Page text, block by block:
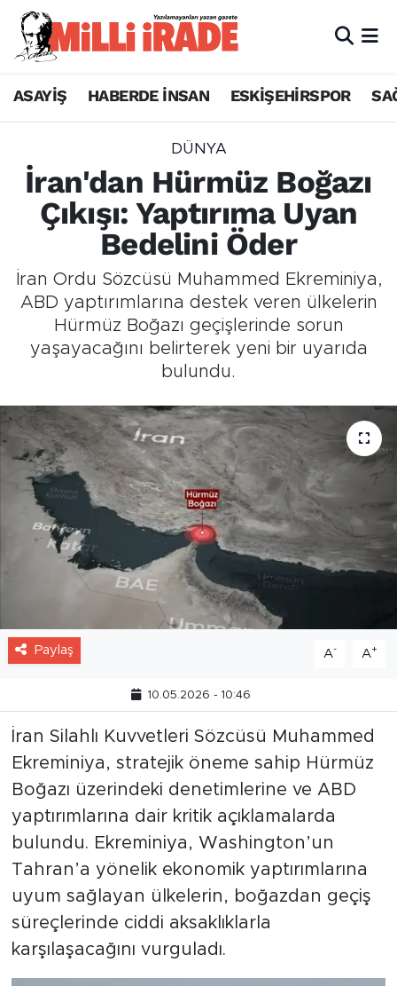
ASAYİŞ HABERDE İNSAN ESKİŞEHİRSPOR
DÜNYA
İran'dan Hürmüz Boğazı
Çıkışı: Yaptırıma Uyan
Bedelini Öder
İran Ordu Sözcüsü Muhammed Ekreminiya,
ABD yaptırımlarına destek veren ülkelerin
Hürmüz Boğazı geçişlerinde sorun
yaşayacağını belirterek yeni bir uyarıda
bulundu.
Paylaş A- A+
10.05.2026 - 10:46
İran Silahlı Kuvvetleri Sözcüsü Muhammed
Ekreminiya, stratejik öneme sahip Hürmüz
Boğazı üzerindeki denetimlerine ve ABD
yaptırımlarına dair kritik açıklamalarda
bulundu. Ekreminiya, Washington’un
Tahran’a yönelik ekonomik yaptırımlarına
uyum sağlayan ülkelerin, boğazdan geçiş
süreçlerinde ciddi aksaklıklarla
karşılaşacağını vurguladı.